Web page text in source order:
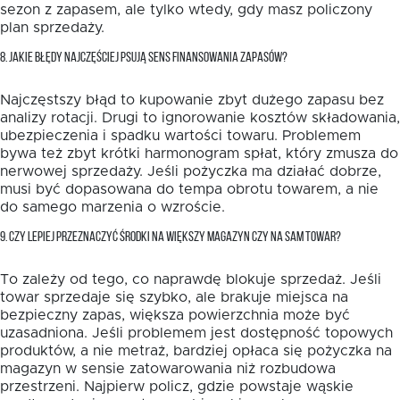
sezon z zapasem, ale tylko wtedy, gdy masz policzony
plan sprzedaży.
8. JAKIE BŁĘDY NAJCZĘŚCIEJ PSUJĄ SENS FINANSOWANIA ZAPASÓW?
Najczęstszy błąd to kupowanie zbyt dużego zapasu bez
analizy rotacji. Drugi to ignorowanie kosztów składowania,
ubezpieczenia i spadku wartości towaru. Problemem
bywa też zbyt krótki harmonogram spłat, który zmusza do
nerwowej sprzedaży. Jeśli pożyczka ma działać dobrze,
musi być dopasowana do tempa obrotu towarem, a nie
do samego marzenia o wzroście.
9. CZY LEPIEJ PRZEZNACZYĆ ŚRODKI NA WIĘKSZY MAGAZYN CZY NA SAM TOWAR?
To zależy od tego, co naprawdę blokuje sprzedaż. Jeśli
towar sprzedaje się szybko, ale brakuje miejsca na
bezpieczny zapas, większa powierzchnia może być
uzasadniona. Jeśli problemem jest dostępność topowych
produktów, a nie metraż, bardziej opłaca się pożyczka na
magazyn w sensie zatowarowania niż rozbudowa
przestrzeni. Najpierw policz, gdzie powstaje wąskie